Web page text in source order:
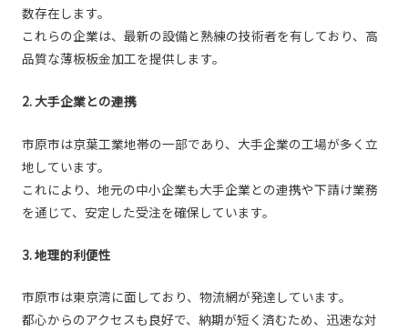
数存在します。
これらの企業は、最新の設備と熟練の技術者を有しており、高
品質な薄板板金加工を提供します。
2. 大手企業との連携
市原市は京葉工業地帯の一部であり、大手企業の工場が多く立
地しています。
これにより、地元の中小企業も大手企業との連携や下請け業務
を通じて、安定した受注を確保しています。
3. 地理的利便性
市原市は東京湾に面しており、物流網が発達しています。
都心からのアクセスも良好で、納期が短く済むため、迅速な対